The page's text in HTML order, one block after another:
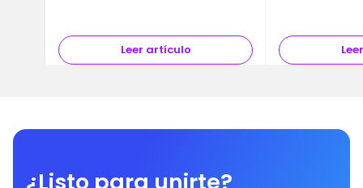
Leer artículo
¿Listo para unirte?